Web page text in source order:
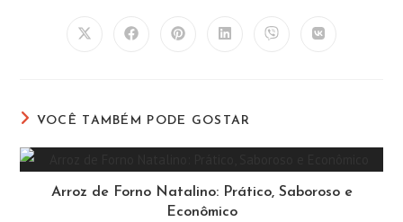
Abre Abre Abre Abre Abre Abre
VOCÊ TAMBÉM PODE GOSTAR
Arroz de Forno Natalino: Prático, Saboroso e
Econômico